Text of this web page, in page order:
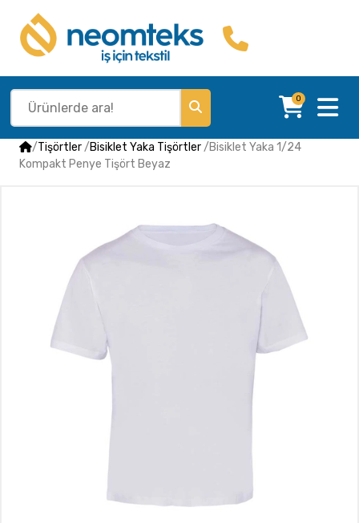
0
/Tişörtler/Bisiklet Yaka Tişörtler/Bisiklet Yaka 1/24
Kompakt Penye Tişört Beyaz